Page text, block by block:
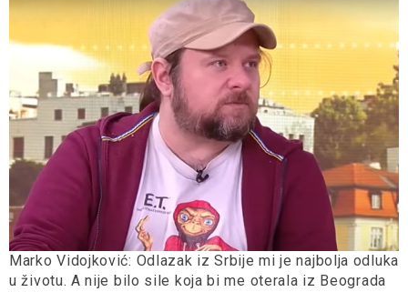
Marko Vidojković: Odlazak iz Srbije mi je najbolja odluka
u životu. A nije bilo sile koja bi me oterala iz Beograda